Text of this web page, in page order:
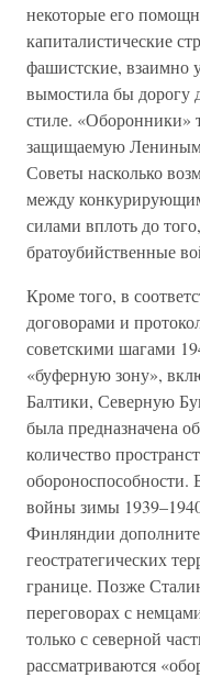
некоторые его
капиталистические
фашистские, взаимно
вымостила бы дорогу
стиле. «Оборонники»
защищаемую Лениным
Советы насколько
между
силами вплоть до
братоубийственные
Кроме того, в
договорами и
советскими шагами
«буферную зону»,
Балтики, Северную
была предназначена
количество
обороноспособности.
войны зимы
Финляндии
геостратегических
границе. Позже
переговорах с
только с северной
рассматриваются